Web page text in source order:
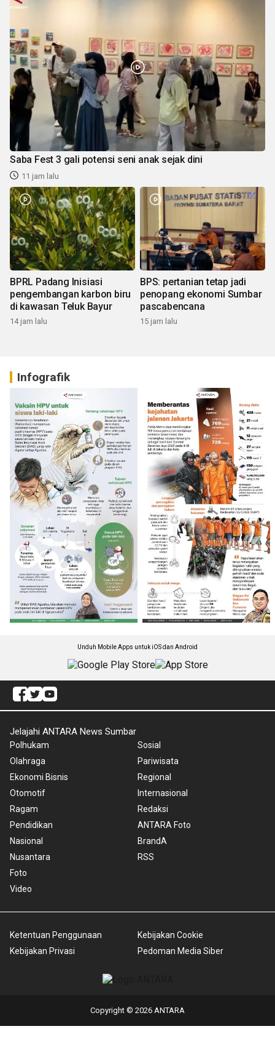
Saba Fest 3 gali potensi seni anak sejak dini
11 jam lalu
BPRL Padang Inisiasi
pengembangan karbon biru
di kawasan Teluk Bayur
14 jam lalu
BPS: pertanian tetap jadi
penopang ekonomi Sumbar
pascabencana
15 jam lalu
Infografik
Unduh Mobile Apps untuk iOS dan Android
Jelajahi ANTARA News Sumbar
Polhukam
Olahraga
Ekonomi Bisnis
Otomotif
Ragam
Pendidikan
Nasional
Nusantara
Foto
Video
Sosial
Pariwisata
Regional
Internasional
Redaksi
ANTARA Foto
BrandA
RSS
Ketentuan Penggunaan
Kebijakan Privasi
Kebijakan Cookie
Pedoman Media Siber
Copyright © 2026 ANTARA